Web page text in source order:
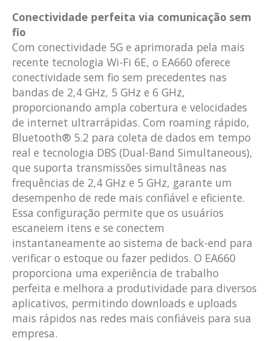
Conectividade perfeita via comunicação sem
fio
Com conectividade 5G e aprimorada pela mais
recente tecnologia Wi-Fi 6E, o EA660 oferece
conectividade sem fio sem precedentes nas
bandas de 2,4 GHz, 5 GHz e 6 GHz,
proporcionando ampla cobertura e velocidades
de internet ultrarrápidas. Com roaming rápido,
Bluetooth® 5.2 para coleta de dados em tempo
real e tecnologia DBS (Dual-Band Simultaneous),
que suporta transmissões simultâneas nas
frequências de 2,4 GHz e 5 GHz, garante um
desempenho de rede mais confiável e eficiente.
Essa configuração permite que os usuários
escaneiem itens e se conectem
instantaneamente ao sistema de back-end para
verificar o estoque ou fazer pedidos. O EA660
proporciona uma experiência de trabalho
perfeita e melhora a produtividade para diversos
aplicativos, permitindo downloads e uploads
mais rápidos nas redes mais confiáveis para sua
empresa.